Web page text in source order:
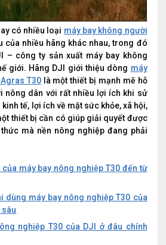
có nhiều loại máy bay không người
của nhiều hãng khác nhau, trong đó
– công ty sản xuất máy bay không
giới. Hãng DJI giới thiệu dòng máy
T30là một thiết bị mạnh mẽ hỗ
nông dân với rất nhiều lợi ích khi sử
tế, lợi ích về mặt sức khỏe, xã hội,
thiết bị cần có giúp giải quyết được
mà nền nông nghiệp đang phải
máy bay nông nghiệp T30 đến từ
dùng máy bay nông nghiệp T30 của
sâu
nghiệp T30 của DJI ở đâu chính